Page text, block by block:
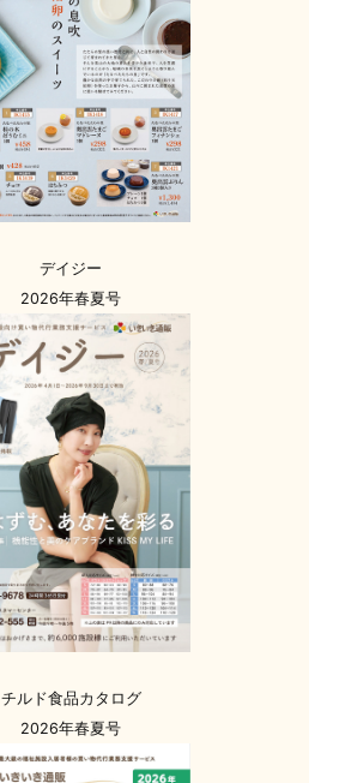
デイジー
2026年春夏号
チルド食品カタログ
2026年春夏号